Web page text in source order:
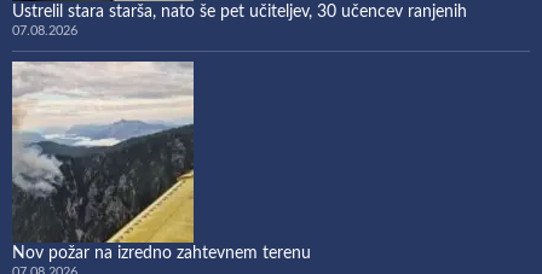
Ustrelil stara starša, nato še pet učiteljev, 30 učencev ranjenih
07.08.2026
Nov požar na izredno zahtevnem terenu